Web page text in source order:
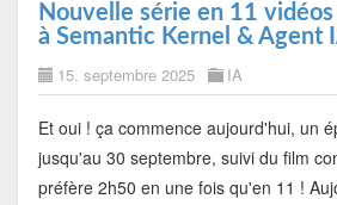
Nouvelle série en 11
à Semantic Kernel & Agent
15. septembre 2025 IA
Et oui ! ça commence aujourd'hui, un
jusqu'au 30 septembre, suivi du film
préfère 2h50 en une fois qu'en 11 !